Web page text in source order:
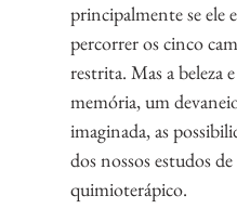
principalmente se ele
percorrer os cinco
restrita. Mas a beleza
memória, um
imaginada, as
dos nossos estudos
quimioterápico.